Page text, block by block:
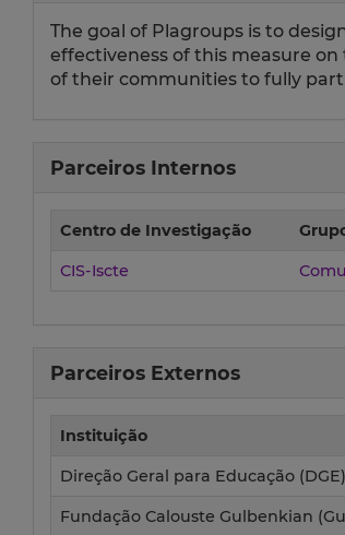
The goal of Plagroups is to
effectiveness of this measure
of their communities to fully
Parceiros Internos
Centro de Investigação
CIS-Iscte
Parceiros Externos
Instituição
Direção Geral para Educação (DGE)
Fundação Calouste Gulbenkian